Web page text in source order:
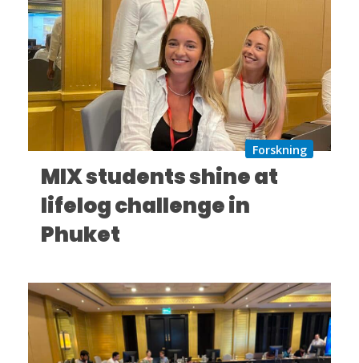
Forskning
MIX students shine at
lifelog challenge in
Phuket